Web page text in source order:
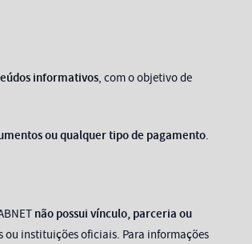
informativos, com o objetivo de
ou qualquer tipo de pagamento.
não possui vínculo, parceria ou
instituições oficiais. Para informações